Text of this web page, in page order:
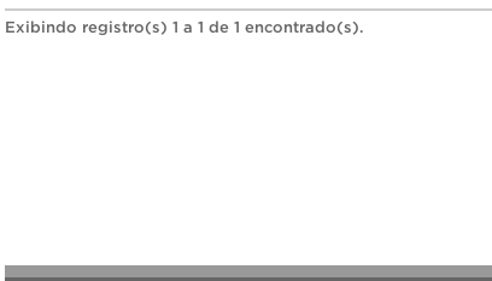
Exibindo registro(s) 1 a 1 de 1 encontrado(s).